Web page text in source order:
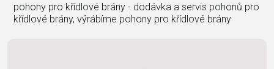
pohony pro křídlové brány - dodávka a servis pohonů pro
křídlové brány, výrábíme pohony pro křídlové brány